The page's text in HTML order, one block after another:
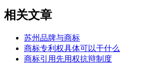
相关文章
苏州品牌与商标
商标专利权具体可以干什么
商标引用先用权抗辩制度